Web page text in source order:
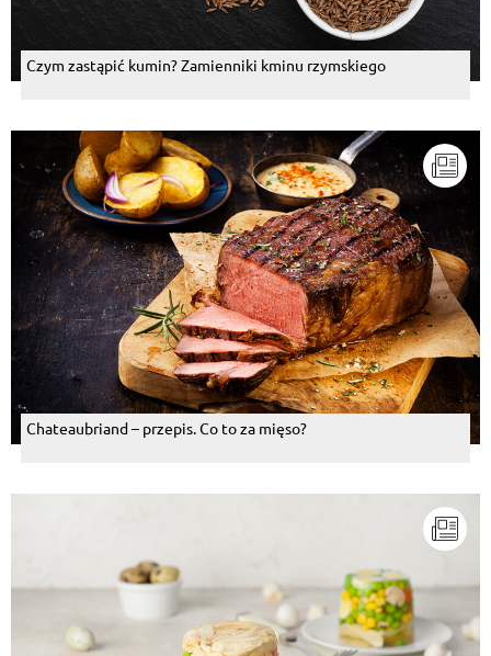
Czym zastąpić kumin? Zamienniki kminu rzymskiego
Chateaubriand – przepis. Co to za mięso?